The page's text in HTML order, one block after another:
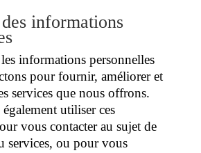
informations
informations personnelles
pour fournir, améliorer et
services que nous offrons.
utiliser ces
vous contacter au sujet de
services, ou pour vous